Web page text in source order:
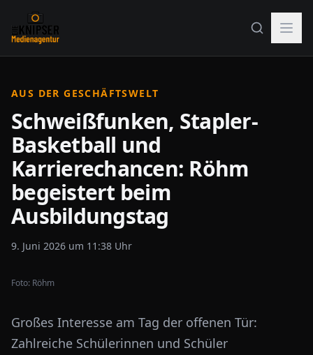
AUS DER GESCHÄFTSWELT
Schweißfunken, Stapler-
Basketball und
Karrierechancen: Röhm
begeistert beim
Ausbildungstag
9. Juni 2026 um 11:38 Uhr
Foto: Röhm
Großes Interesse am Tag der offenen Tür:
Zahlreiche Schülerinnen und Schüler